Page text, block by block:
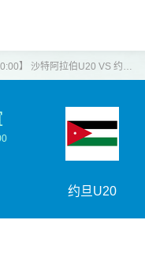
】 沙特阿拉伯U20 VS 约旦U20
约旦U20